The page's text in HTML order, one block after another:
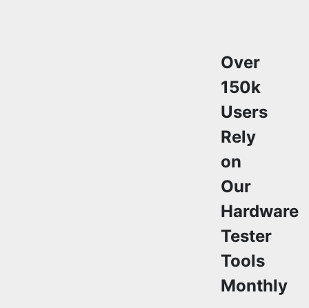
Over
150k
Users
Rely
on
Our
Hardware
Tester
Tools
Monthly